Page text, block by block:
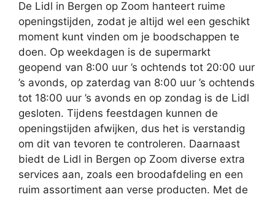
De Lidl in Bergen op Zoom hanteert ruime
openingstijden, zodat je altijd wel een geschikt
moment kunt vinden om je boodschappen te
doen. Op weekdagen is de supermarkt
geopend van 8:00 uur ’s ochtends tot 20:00 uur
’s avonds, op zaterdag van 8:00 uur ’s ochtends
tot 18:00 uur ’s avonds en op zondag is de Lidl
gesloten. Tijdens feestdagen kunnen de
openingstijden afwijken, dus het is verstandig
om dit van tevoren te controleren. Daarnaast
biedt de Lidl in Bergen op Zoom diverse extra
services aan, zoals een broodafdeling en een
ruim assortiment aan verse producten. Met de